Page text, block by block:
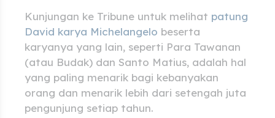
Kunjungan ke Tribune untuk melihat patung
David karya Michelangelo beserta
karyanya yang lain, seperti Para Tawanan
(atau Budak) dan Santo Matius, adalah hal
yang paling menarik bagi kebanyakan
orang dan menarik lebih dari setengah juta
pengunjung setiap tahun.